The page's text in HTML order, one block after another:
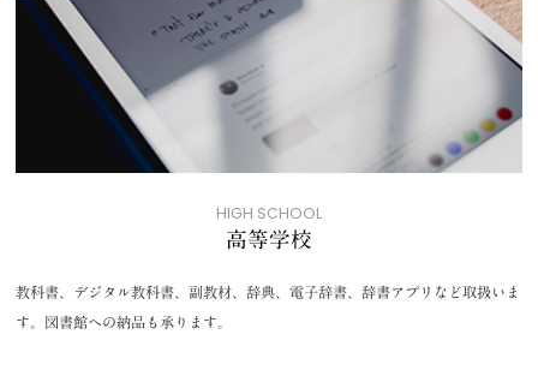
HIGH SCHOOL
高等学校
教科書、デジタル教科書、副教材、辞典、電子辞書、辞書アプリなど取扱いま
す。図書館への納品も承ります。